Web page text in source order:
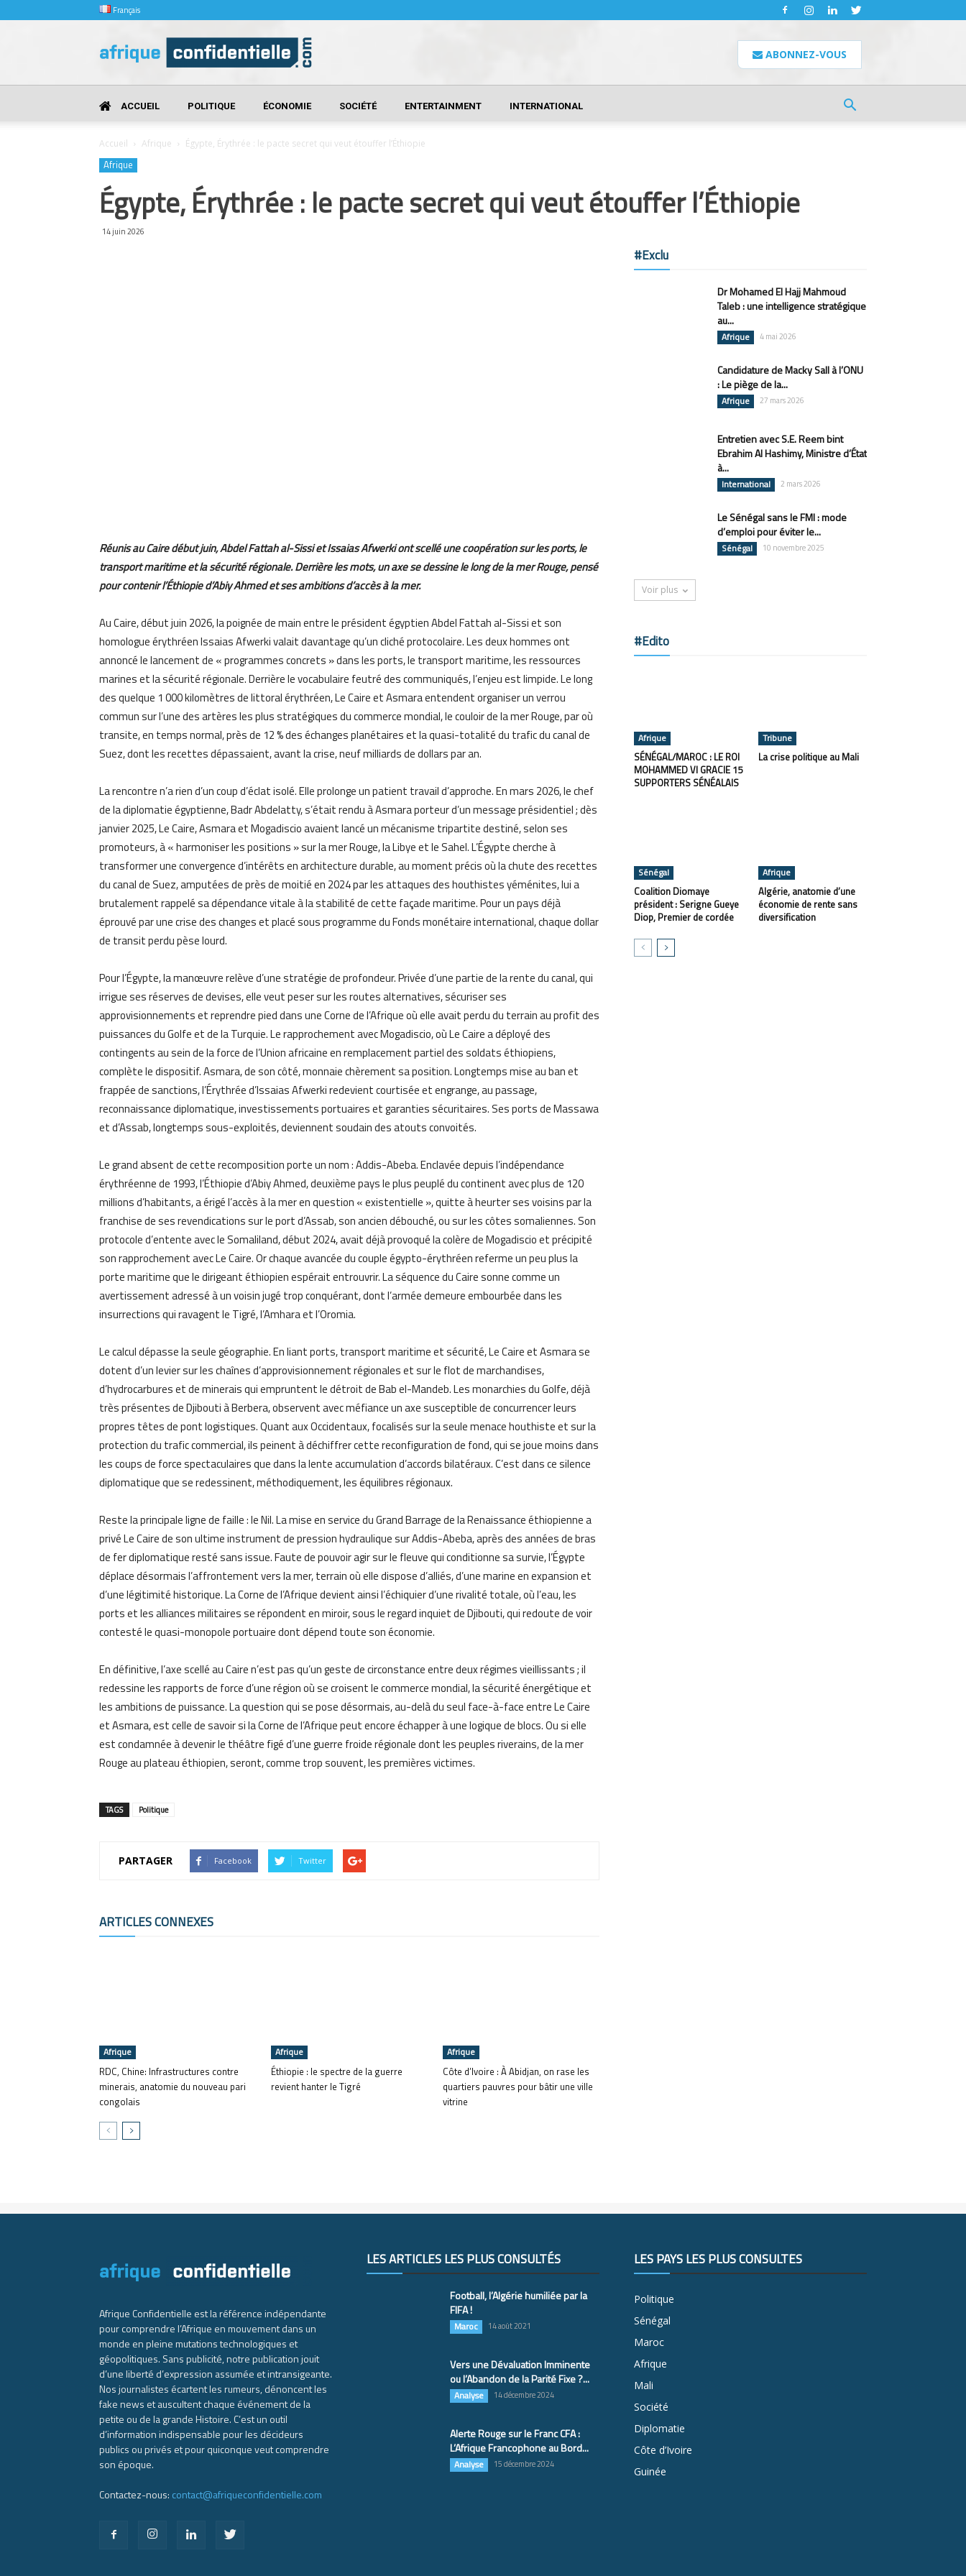
Français
Confidentielle
ABONNEZ-VOUS
ACCUEIL POLITIQUE ÉCONOMIE SOCIÉTÉ ENTERTAINMENT INTERNATIONAL
Accueil Afrique Égypte, Érythrée : le pacte secret qui veut étouffer l’Éthiopie
Afrique
Égypte, Érythrée : le pacte secret qui veut étouffer l’Éthiopie
14 juin 2026
Réunis au Caire début juin, Abdel Fattah al-Sissi et Issaias Afwerki ont scellé une coopération sur les ports, le
transport maritime et la sécurité régionale. Derrière les mots, un axe se dessine le long de la mer Rouge, pensé
pour contenir l’Éthiopie d’Abiy Ahmed et ses ambitions d’accès à la mer.
Au Caire, début juin 2026, la poignée de main entre le président égyptien Abdel Fattah al-Sissi et son
homologue érythréen Issaias Afwerki valait davantage qu’un cliché protocolaire. Les deux hommes ont
annoncé le lancement de « programmes concrets » dans les ports, le transport maritime, les ressources
marines et la sécurité régionale. Derrière le vocabulaire feutré des communiqués, l’enjeu est limpide. Le long
des quelque 1 000 kilomètres de littoral érythréen, Le Caire et Asmara entendent organiser un verrou
commun sur l’une des artères les plus stratégiques du commerce mondial, le couloir de la mer Rouge, par où
transite, en temps normal, près de 12 % des échanges planétaires et la quasi-totalité du trafic du canal de
Suez, dont les recettes dépassaient, avant la crise, neuf milliards de dollars par an.
La rencontre n’a rien d’un coup d’éclat isolé. Elle prolonge un patient travail d’approche. En mars 2026, le chef
de la diplomatie égyptienne, Badr Abdelatty, s’était rendu à Asmara porteur d’un message présidentiel ; dès
janvier 2025, Le Caire, Asmara et Mogadiscio avaient lancé un mécanisme tripartite destiné, selon ses
promoteurs, à « harmoniser les positions » sur la mer Rouge, la Libye et le Sahel. L’Égypte cherche à
transformer une convergence d’intérêts en architecture durable, au moment précis où la chute des recettes
du canal de Suez, amputées de près de moitié en 2024 par les attaques des houthistes yéménites, lui a
brutalement rappelé sa dépendance vitale à la stabilité de cette façade maritime. Pour un pays déjà
éprouvé par une crise des changes et placé sous programme du Fonds monétaire international, chaque dollar
de transit perdu pèse lourd.
Pour l’Égypte, la manœuvre relève d’une stratégie de profondeur. Privée d’une partie de la rente du canal, qui
irrigue ses réserves de devises, elle veut peser sur les routes alternatives, sécuriser ses
approvisionnements et reprendre pied dans une Corne de l’Afrique où elle avait perdu du terrain au profit des
puissances du Golfe et de la Turquie. Le rapprochement avec Mogadiscio, où Le Caire a déployé des
contingents au sein de la force de l’Union africaine en remplacement partiel des soldats éthiopiens,
complète le dispositif. Asmara, de son côté, monnaie chèrement sa position. Longtemps mise au ban et
frappée de sanctions, l’Érythrée d’Issaias Afwerki redevient courtisée et engrange, au passage,
reconnaissance diplomatique, investissements portuaires et garanties sécuritaires. Ses ports de Massawa
et d’Assab, longtemps sous-exploités, deviennent soudain des atouts convoités.
Le grand absent de cette recomposition porte un nom : Addis-Abeba. Enclavée depuis l’indépendance
érythréenne de 1993, l’Éthiopie d’Abiy Ahmed, deuxième pays le plus peuplé du continent avec plus de 120
millions d’habitants, a érigé l’accès à la mer en question « existentielle », quitte à heurter ses voisins par la
franchise de ses revendications sur le port d’Assab, son ancien débouché, ou sur les côtes somaliennes. Son
protocole d’entente avec le Somaliland, début 2024, avait déjà provoqué la colère de Mogadiscio et précipité
son rapprochement avec Le Caire. Or chaque avancée du couple égypto-érythréen referme un peu plus la
porte maritime que le dirigeant éthiopien espérait entrouvrir. La séquence du Caire sonne comme un
avertissement adressé à un voisin jugé trop conquérant, dont l’armée demeure embourbée dans les
insurrections qui ravagent le Tigré, l’Amhara et l’Oromia.
Le calcul dépasse la seule géographie. En liant ports, transport maritime et sécurité, Le Caire et Asmara se
dotent d’un levier sur les chaînes d’approvisionnement régionales et sur le flot de marchandises,
d’hydrocarbures et de minerais qui empruntent le détroit de Bab el-Mandeb. Les monarchies du Golfe, déjà
très présentes de Djibouti à Berbera, observent avec méfiance un axe susceptible de concurrencer leurs
propres têtes de pont logistiques. Quant aux Occidentaux, focalisés sur la seule menace houthiste et sur la
protection du trafic commercial, ils peinent à déchiffrer cette reconfiguration de fond, qui se joue moins dans
les coups de force spectaculaires que dans la lente accumulation d’accords bilatéraux. C’est dans ce silence
diplomatique que se redessinent, méthodiquement, les équilibres régionaux.
Reste la principale ligne de faille : le Nil. La mise en service du Grand Barrage de la Renaissance éthiopienne a
privé Le Caire de son ultime instrument de pression hydraulique sur Addis-Abeba, après des années de bras
de fer diplomatique resté sans issue. Faute de pouvoir agir sur le fleuve qui conditionne sa survie, l’Égypte
déplace désormais l’affrontement vers la mer, terrain où elle dispose d’alliés, d’une marine en expansion et
d’une légitimité historique. La Corne de l’Afrique devient ainsi l’échiquier d’une rivalité totale, où l’eau, les
ports et les alliances militaires se répondent en miroir, sous le regard inquiet de Djibouti, qui redoute de voir
contesté le quasi-monopole portuaire dont dépend toute son économie.
En définitive, l’axe scellé au Caire n’est pas qu’un geste de circonstance entre deux régimes vieillissants ; il
redessine les rapports de force d’une région où se croisent le commerce mondial, la sécurité énergétique et
les ambitions de puissance. La question qui se pose désormais, au-delà du seul face-à-face entre Le Caire
et Asmara, est celle de savoir si la Corne de l’Afrique peut encore échapper à une logique de blocs. Ou si elle
est condamnée à devenir le théâtre figé d’une guerre froide régionale dont les peuples riverains, de la mer
Rouge au plateau éthiopien, seront, comme trop souvent, les premières victimes.
TAGS Politique
PARTAGER Facebook Twitter
ARTICLES CONNEXES
Afrique
RDC, Chine: Infrastructures contre
minerais, anatomie du nouveau pari
congolais
Afrique
Éthiopie : le spectre de la guerre
revient hanter le Tigré
Afrique
Côte d’Ivoire : À Abidjan, on rase les
quartiers pauvres pour bâtir une ville
vitrine
#Exclu
Dr Mohamed El Hajj Mahmoud
Taleb : une intelligence stratégique
au...
Afrique 4 mai 2026
Candidature de Macky Sall à l’ONU
: Le piège de la...
Afrique 27 mars 2026
Entretien avec S.E. Reem bint
Ebrahim Al Hashimy, Ministre d’État
à...
International 2 mars 2026
Le Sénégal sans le FMI : mode
d’emploi pour éviter le...
Sénégal 10 novembre 2025
Voir plus
#Edito
Afrique
SÉNÉGAL/MAROC : LE ROI
MOHAMMED VI GRACIE 15
SUPPORTERS SÉNÉALAIS
Tribune
La crise politique au Mali
Sénégal
Coalition Diomaye
président : Serigne Gueye
Diop, Premier de cordée
Afrique
Algérie, anatomie d’une
économie de rente sans
diversification
Afrique Confidentielle est la référence indépendante
pour comprendre l’Afrique en mouvement dans un
monde en pleine mutations technologiques et
géopolitiques. Sans publicité, notre publication jouit
d’une liberté d’expression assumée et intransigeante.
Nos journalistes écartent les rumeurs, dénoncent les
fake news et auscultent chaque événement de la
petite ou de la grande Histoire. C’est un outil
d’information indispensable pour les décideurs
publics ou privés et pour quiconque veut comprendre
son époque.
Contactez-nous: contact@afriqueconfidentielle.com
LES ARTICLES LES PLUS CONSULTÉS
Football, l’Algérie humiliée par la
FIFA !
Maroc 14 août 2021
Vers une Dévaluation Imminente
ou l’Abandon de la Parité Fixe ?...
Analyse 14 décembre 2024
Alerte Rouge sur le Franc CFA :
L’Afrique Francophone au Bord...
Analyse 15 décembre 2024
LES PAYS LES PLUS CONSULTÉS
Politique
Sénégal
Maroc
Afrique
Mali
Société
Diplomatie
Côte d’Ivoire
Guinée